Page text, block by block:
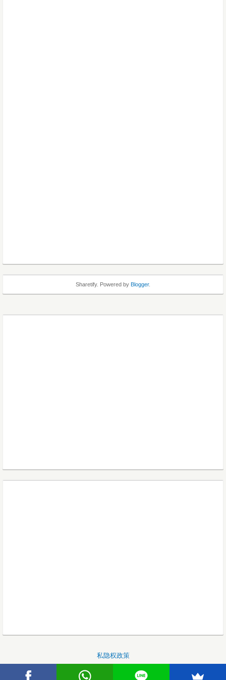
Sharetify. Powered by Blogger.
私隐权政策